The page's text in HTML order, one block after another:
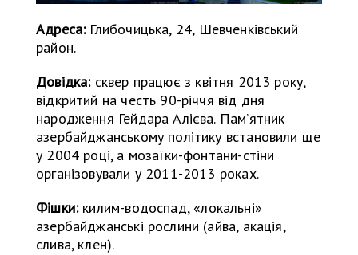
Адреса: Глибочицька, 24, Шевченківський
район.
Довідка:сквер працює з квітня 2013 року,
відкритий на честь 90-річчя від дня
народження Гейдара Алієва. Пам’ятник
азербайджанському політику встановили ще
у 2004 році, а мозаїки-фонтани-стіни
організовували у 2011-2013 роках.
Фішки:килим-водоспад, «локальні»
азербайджанські рослини (айва, акація,
слива, клен).